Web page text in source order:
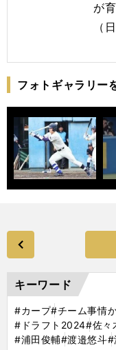
が
（
フォトギャラリー
キーワード
#カープ#チーム事情
#ドラフト2024#佐々
#浦田俊輔#渡邉悠斗#